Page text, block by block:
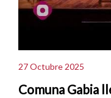
27 Octubre 2025
Comuna Gabia